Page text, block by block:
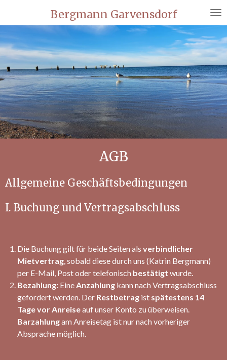
Bergmann Garvensdorf
AGB
Allgemeine Geschäftsbedingungen
I. Buchung und Vertragsabschluss
Die Buchung gilt für beide Seiten als verbindlicher
Mietvertrag, sobald diese durch uns (Katrin Bergmann)
per E-Mail, Post oder telefonisch bestätigt wurde.
Bezahlung: EineAnzahlung kann nach Vertragsabschluss
gefordert werden. Der Restbetrag ist spätestens 14
Tage vor Anreiseauf unser Konto zu überweisen.
Barzahlungam Anreisetag ist nur nach vorheriger
Absprache möglich.